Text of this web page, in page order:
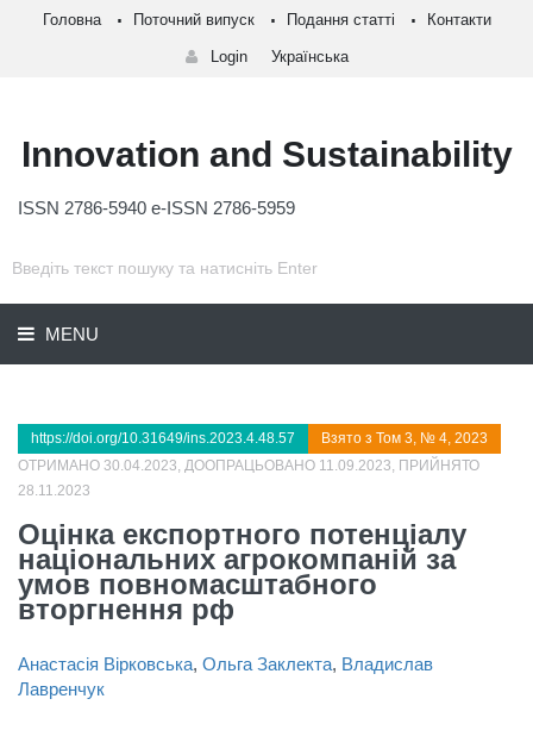
Головна Поточний випуск Подання статті Контакти
Login Українська
Innovation and Sustainability
ISSN 2786-5940 e-ISSN 2786-5959
MENU
https://doi.org/10.31649/ins.2023.4.48.57
Взято з Том 3, № 4, 2023
ОТРИМАНО 30.04.2023, ДООПРАЦЬОВАНО 11.09.2023, ПРИЙНЯТО
28.11.2023
Оцінка експортного потенціалу
національних агрокомпаній за
умов повномасштабного
вторгнення рф
Анастасія Вірковська, Ольга Заклекта, Владислав
Лавренчук